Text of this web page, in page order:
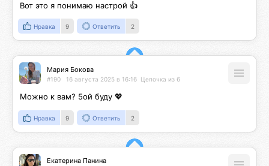
Вот это я понимаю настрой 👍
Нравка 9 Ответить 2
Мария Бокова
#190 16 августа 2025 в 16:16 Цепочка из 6
Можно к вам? 5ой буду 💖
Нравка 9 Ответить 2
Екатерина Панина